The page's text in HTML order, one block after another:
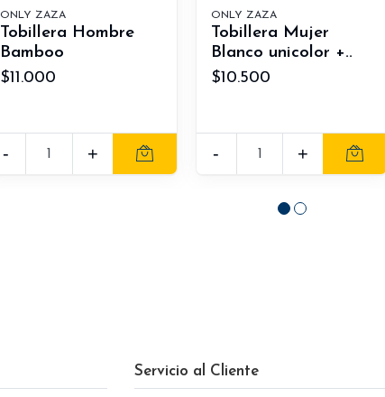
ONLY ZAZA
Tobillera Hombre
Bamboo
$11.000
- +
ONLY ZAZA
Tobillera Mujer
Blanco unicolor +..
$10.500
- +
Servicio al Cliente